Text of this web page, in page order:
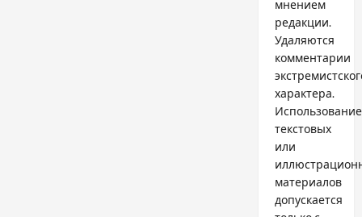
мнением
редакции.
Удаляются
комментарии
характера.
Использование
текстовых
или
материалов
допускается